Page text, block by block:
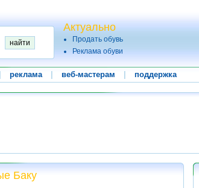
Актуально
Продать обувь
Реклама обуви
реклама веб-мастерам поддержка
Баку